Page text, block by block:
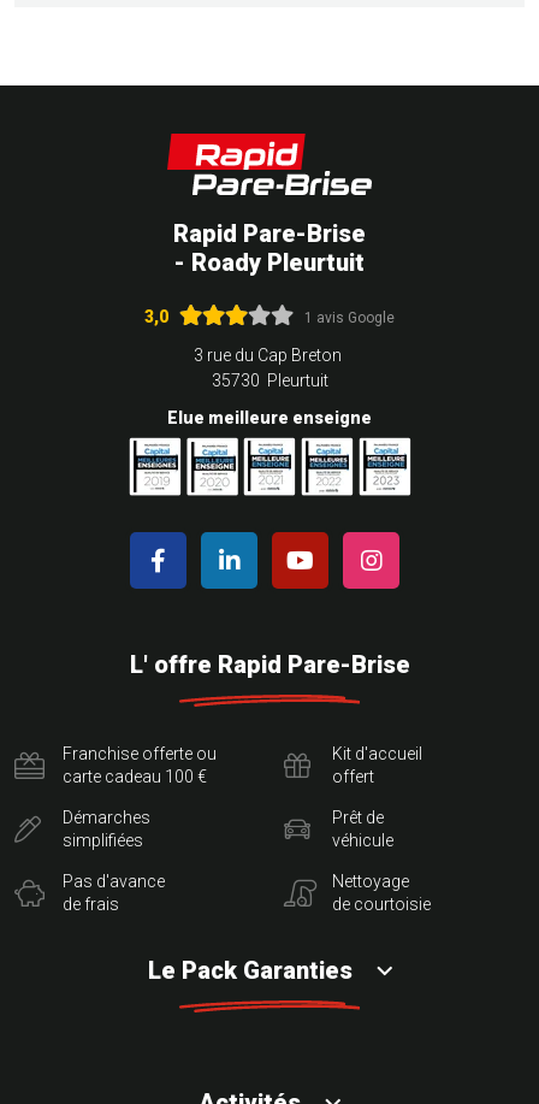
Rapid Pare-Brise
- Roady Pleurtuit
3,0 1 avis Google
3 rue du Cap Breton
35730 Pleurtuit
Elue meilleure enseigne
L' offre Rapid Pare-Brise
Franchise offerte ou
carte cadeau 100 €
Démarches
simplifiées
Pas d'avance
de frais
Kit d'accueil
offert
Prêt de
véhicule
Nettoyage
de courtoisie
Le Pack Garanties